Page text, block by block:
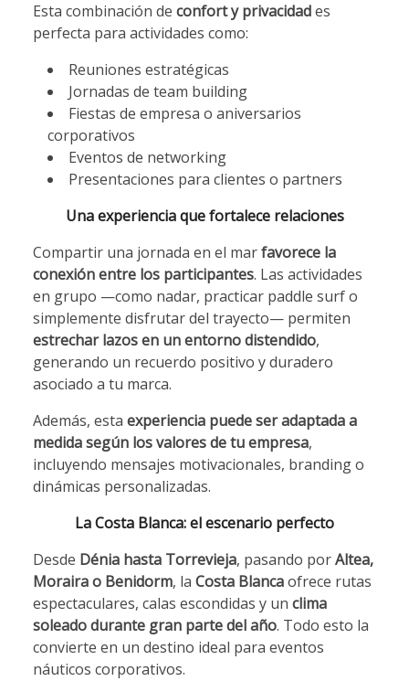
Esta combinación de confort y privacidades
perfecta para actividades como:
Reuniones estratégicas
Jornadas de team building
Fiestas de empresa o aniversarios
corporativos
Eventos de networking
Presentaciones para clientes o partners
Una experiencia que fortalece relaciones
Compartir una jornada en el marfavorece la
conexión entre los participantes. Las actividades
en grupo —como nadar, practicar paddle surf o
simplemente disfrutar del trayecto— permiten
estrechar lazos en un entorno distendido,
generando un recuerdo positivo y duradero
asociado a tu marca.
Además, esta experiencia puede ser adaptada a
medida según los valores de tu empresa,
incluyendo mensajes motivacionales, branding o
dinámicas personalizadas.
La Costa Blanca: el escenario perfecto
Desde Dénia hasta Torrevieja, pasando porAltea,
Moraira o Benidorm, la Costa Blancaofrece rutas
espectaculares, calas escondidas y un clima
soleado durante gran parte del año. Todo esto la
convierte en un destino ideal para eventos
náuticos corporativos.